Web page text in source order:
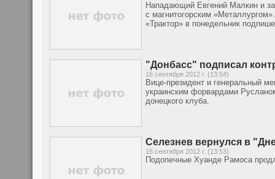
Нападающий Евгений Малкин и
с магнитогорским
«Трактор» в понедельник
"Донбасс" подписал
16 сентября 2012 г. (13:54)
Вице-президент и генеральный
украинским форвардами
донецкого клуба.
Селезнев вернулся в
16 сентября 2012 г. (13:53)
Подопечные Хуанде Рамоса